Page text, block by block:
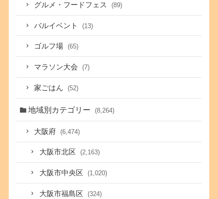
グルメ・フードフェス (89)
バルイベント (13)
ゴルフ場 (65)
マラソン大会 (7)
家ごはん (52)
地域別カテゴリー (8,264)
大阪府 (6,474)
大阪市北区 (2,163)
大阪市中央区 (1,020)
大阪市福島区 (324)